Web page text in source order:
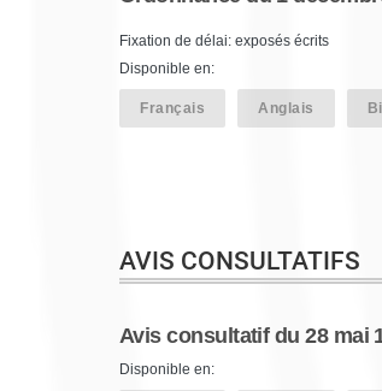
Fixation de délai: exposés écrits
Disponible en:
Français Anglais
AVIS CONSULTATIFS
Avis consultatif du 28 mai
Disponible en: